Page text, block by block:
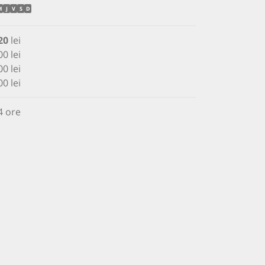
J V S D
lei
lei
lei
lei
ore